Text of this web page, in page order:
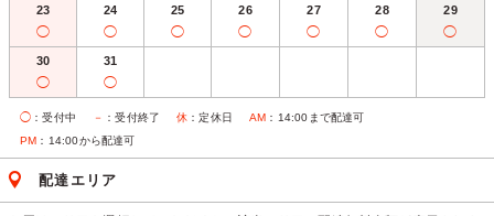
23
◯
24
◯
25
◯
26
◯
27
◯
28
◯
29
◯
30
◯
31
◯
◯ ：受付中 － ：受付終了 休 ：定休日 AM ：14:00まで配達可
PM ：14:00から配達可
配達エリア